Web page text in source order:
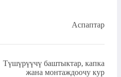
Аспаптар
Түшүрүүчү баштыктар, капка
жана монтаждоочу кур